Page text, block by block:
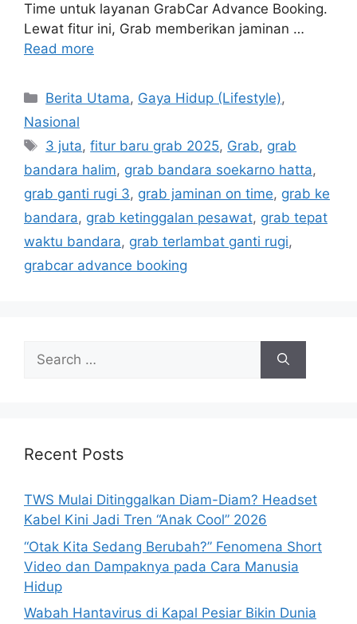
Time untuk layanan GrabCar Advance Booking.
Lewat fitur ini, Grab memberikan jaminan …
Read more
C
a
e
g
o
r
i
s
Berita Utama, Gaya Hidup (Lifestyle),
Nasional
T
a
s
3 juta,fitur baru grab 2025, Grab, grab
bandara halim, grab bandara soekarno hatta,
grab ganti rugi 3, grab jaminan on time, grab ke
bandara, grab ketinggalan pesawat, grab tepat
waktu bandara, grab terlambat ganti rugi,
grabcar advance booking
h
r
:
Recent Posts
TWS Mulai Ditinggalkan Diam-Diam? Headset
Kabel Kini Jadi Tren “Anak Cool” 2026
“Otak Kita Sedang Berubah?” Fenomena Short
Video dan Dampaknya pada Cara Manusia
Hidup
Wabah Hantavirus di Kapal Pesiar Bikin Dunia